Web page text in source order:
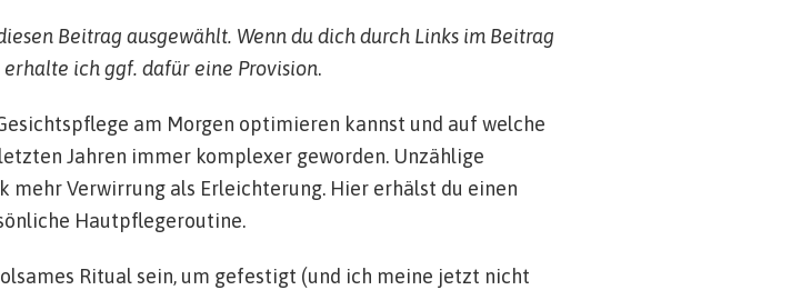
Beitrag ausgewählt. Wenn du dich durch Links im Beitrag
ich ggf. dafür eine Provision.
am Morgen optimieren kannst und auf welche
Jahren immer komplexer geworden. Unzählige
Verwirrung als Erleichterung. Hier erhälst du einen
Hautpflegeroutine.
Ritual sein, um gefestigt (und ich meine jetzt nicht